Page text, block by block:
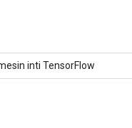
inti TensorFlow